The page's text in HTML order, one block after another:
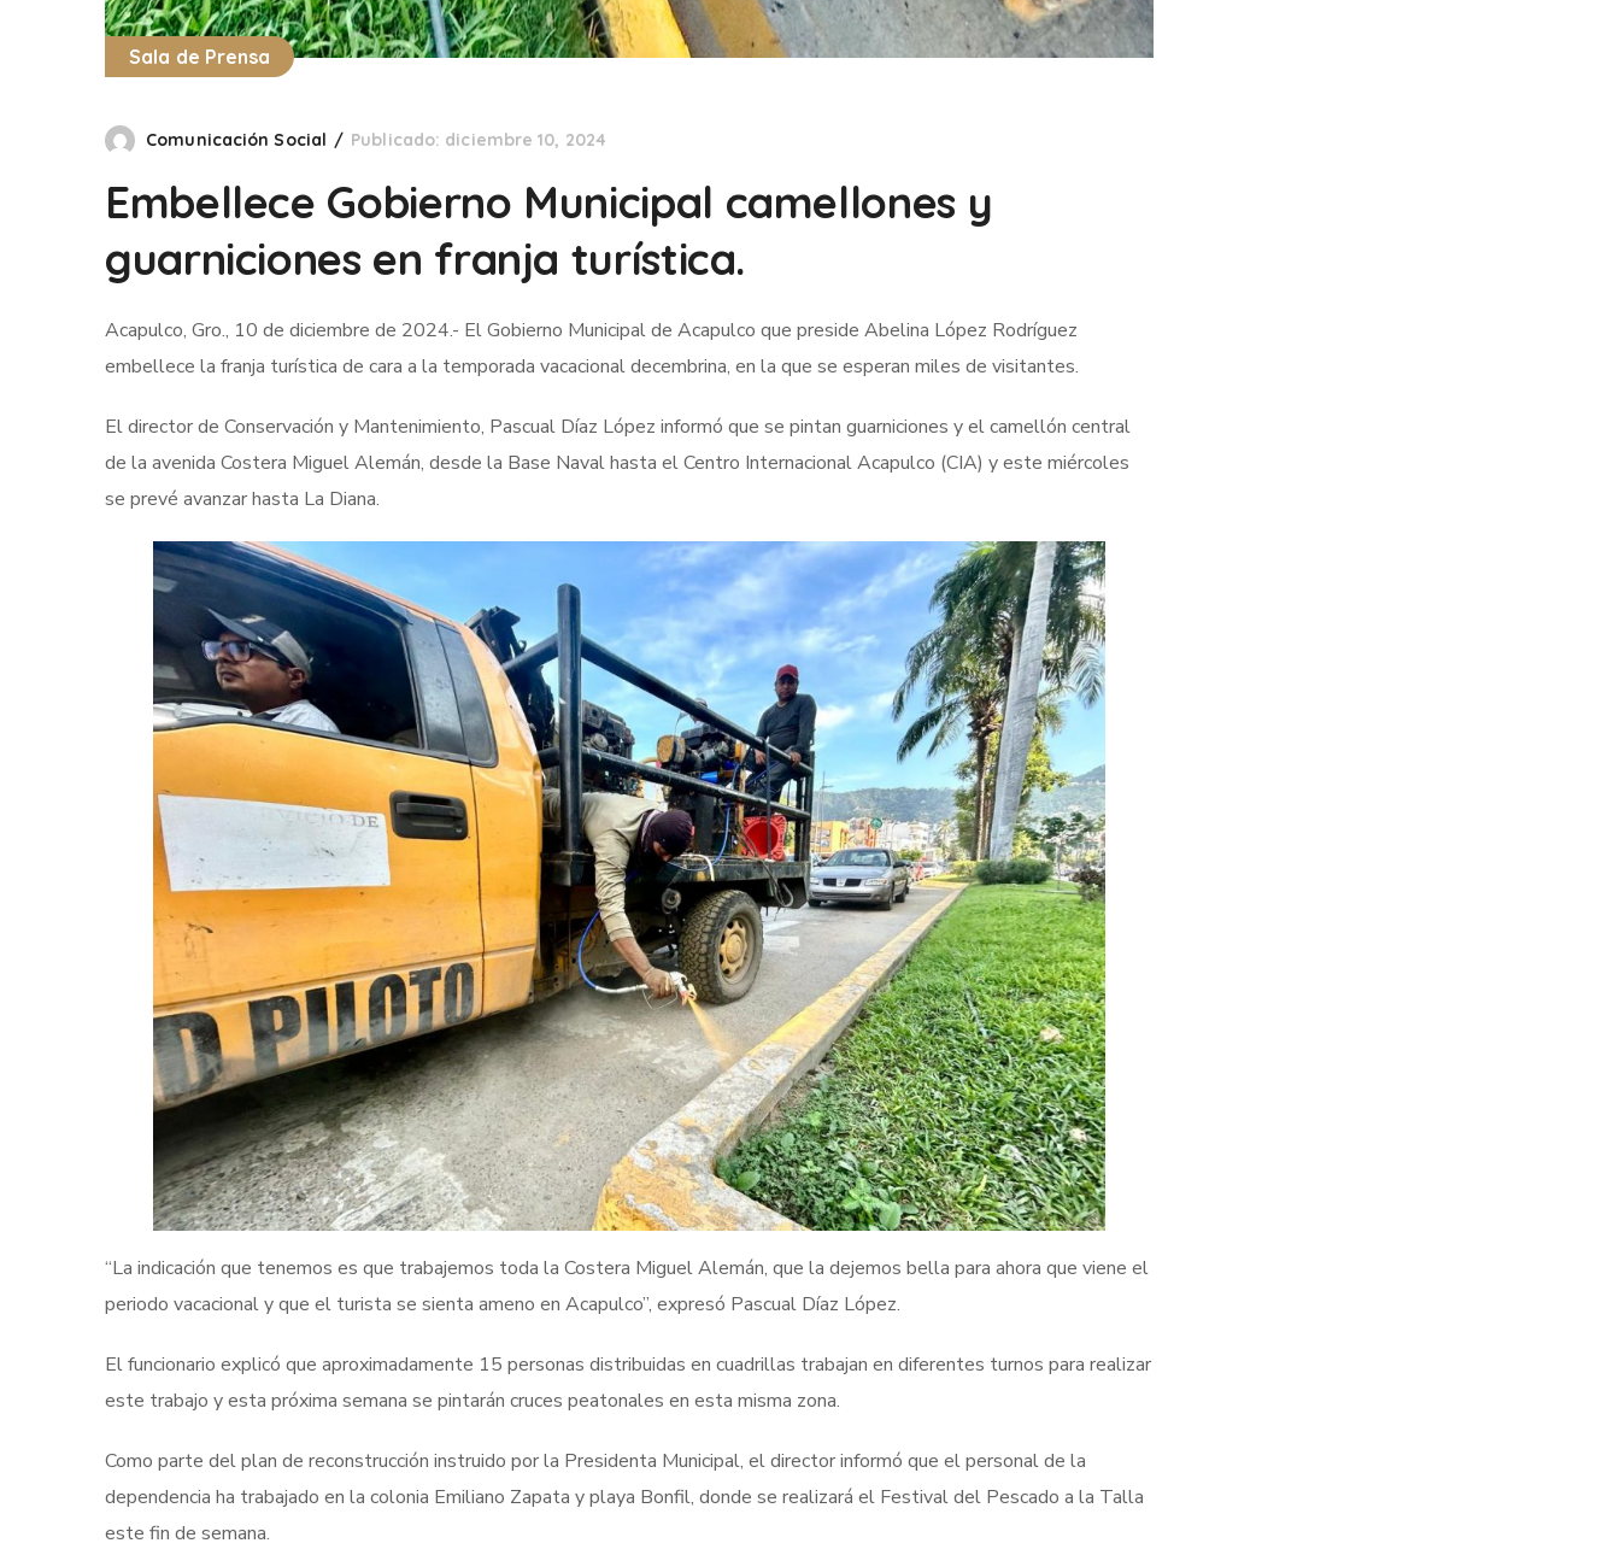
Sala de Prensa
Comunicación Social Publicado: diciembre 10, 2024
Embellece Gobierno Municipal camellones y
guarniciones en franja turística.
Acapulco, Gro., 10 de diciembre de 2024.- El Gobierno Municipal de Acapulco que preside Abelina López Rodríguez
embellece la franja turística de cara a la temporada vacacional decembrina, en la que se esperan miles de visitantes.
El director de Conservación y Mantenimiento, Pascual Díaz López informó que se pintan guarniciones y el camellón central
de la avenida Costera Miguel Alemán, desde la Base Naval hasta el Centro Internacional Acapulco (CIA) y este miércoles
se prevé avanzar hasta La Diana.
“La indicación que tenemos es que trabajemos toda la Costera Miguel Alemán, que la dejemos bella para ahora que viene el
periodo vacacional y que el turista se sienta ameno en Acapulco”, expresó Pascual Díaz López.
El funcionario explicó que aproximadamente 15 personas distribuidas en cuadrillas trabajan en diferentes turnos para realizar
este trabajo y esta próxima semana se pintarán cruces peatonales en esta misma zona.
Como parte del plan de reconstrucción instruido por la Presidenta Municipal, el director informó que el personal de la
dependencia ha trabajado en la colonia Emiliano Zapata y playa Bonfil, donde se realizará el Festival del Pescado a la Talla
este fin de semana.